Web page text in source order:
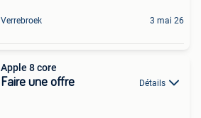
Verrebroek 3 mai 26
Apple 8 core
Faire une offre Détails